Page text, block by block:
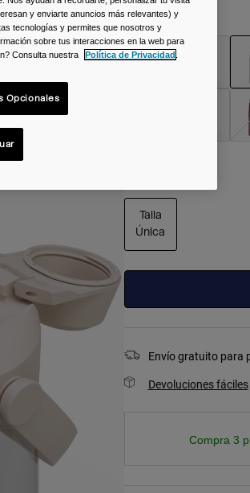
Color -Clear
Talla
Única
Envío gratuito para
Devoluciones fáciles
Compra 3
y enviarte anuncios más relevantes) y
tecnologías y permites que nosotros y
sobre tus interacciones en la web para
Consulta nuestra
Política de Privacidad
Opcionales